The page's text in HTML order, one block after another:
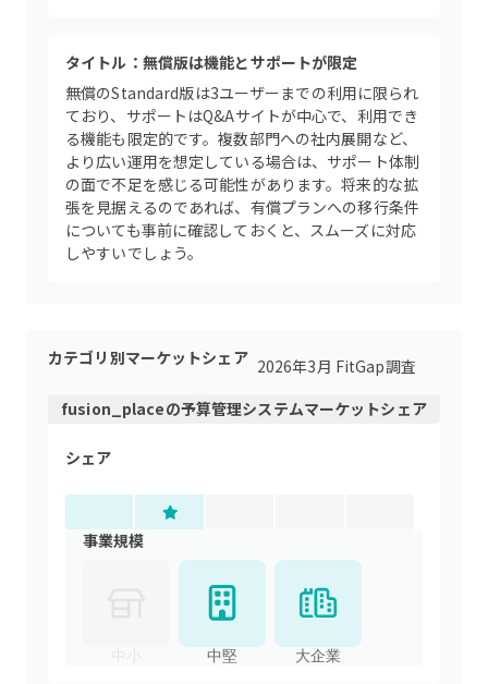
タイトル：無償版は機能とサポートが限定
無償のStandard版は3ユーザーまでの利用に限られ
ており、サポートはQ&Aサイトが中心で、利用でき
る機能も限定的です。複数部門への社内展開など、
より広い運用を想定している場合は、サポート体制
の面で不足を感じる可能性があります。将来的な拡
張を見据えるのであれば、有償プランへの移行条件
についても事前に確認しておくと、スムーズに対応
しやすいでしょう。
カテゴリ別マーケットシェア 2026年3月 FitGap調査
fusion_placeの予算管理システムマーケットシェア
シェア
事業規模
中堅 大企業